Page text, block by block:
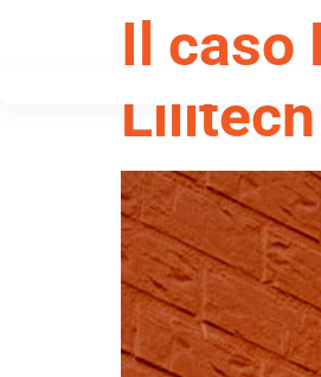
Il caso
Lilitech